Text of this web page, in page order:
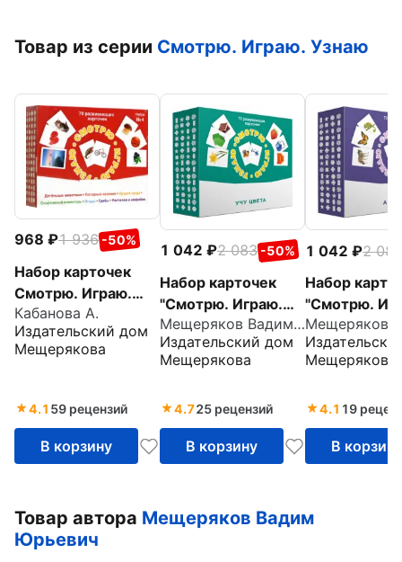
Товар из серии Смотрю. Играю. Узнаю
968 1 936 -50%
Набор карточек
Смотрю. Играю.
Узнаю, № 4
Кабанова А.
Издательский дом
Мещерякова
4.1 59 рецензий
В корзину
1 042 2 083 -50%
Набор карточек
"Смотрю. Играю.
Узнаю". Учу цвета Мещеряков Вадим Юрьевич
Издательский дом
Мещерякова
4.725 рецензий
В корзину
1 042
2 083
Набор
"Смотрю.
Узнаю".
Мещерякова
4.1 19
В корзину
Товар автора Мещеряков Вадим
Юрьевич